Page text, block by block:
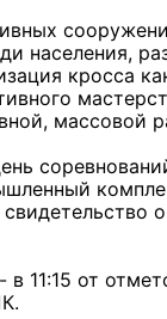
населения,
кросса
массовой
11:15 от